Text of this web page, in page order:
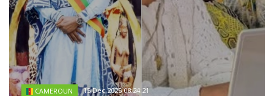
CAMEROUN 15 Dec 2025 08:24:21